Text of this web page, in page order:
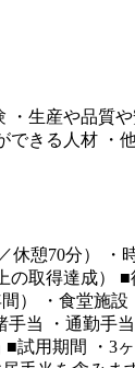
生産や品
きる人材
憩70分）
取得達成
） ・食堂施
当 ・通勤手
試用期間